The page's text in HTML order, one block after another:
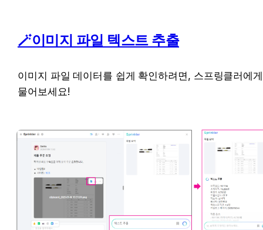
🪄이미지 파일 텍스트 추출
이미지 파일 데이터를 쉽게 확인하려면, 스프링클러에게
물어보세요!